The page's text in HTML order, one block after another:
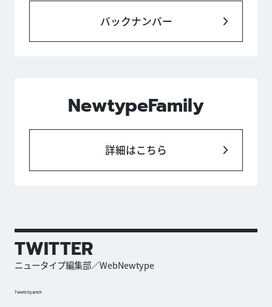
バックナンバー
NewtypeFamily
詳細はこちら
TWITTER
ニュータイプ編集部／WebNewtype
Tweets by antch